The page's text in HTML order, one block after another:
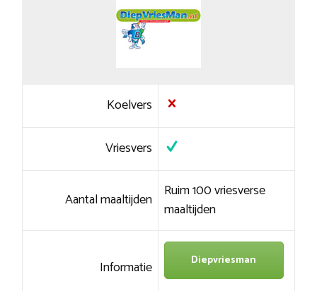
Koelvers
Vriesvers
Aantal maaltijden Ruim 100 vriesverse
maaltijden
Informatie Diepvriesman